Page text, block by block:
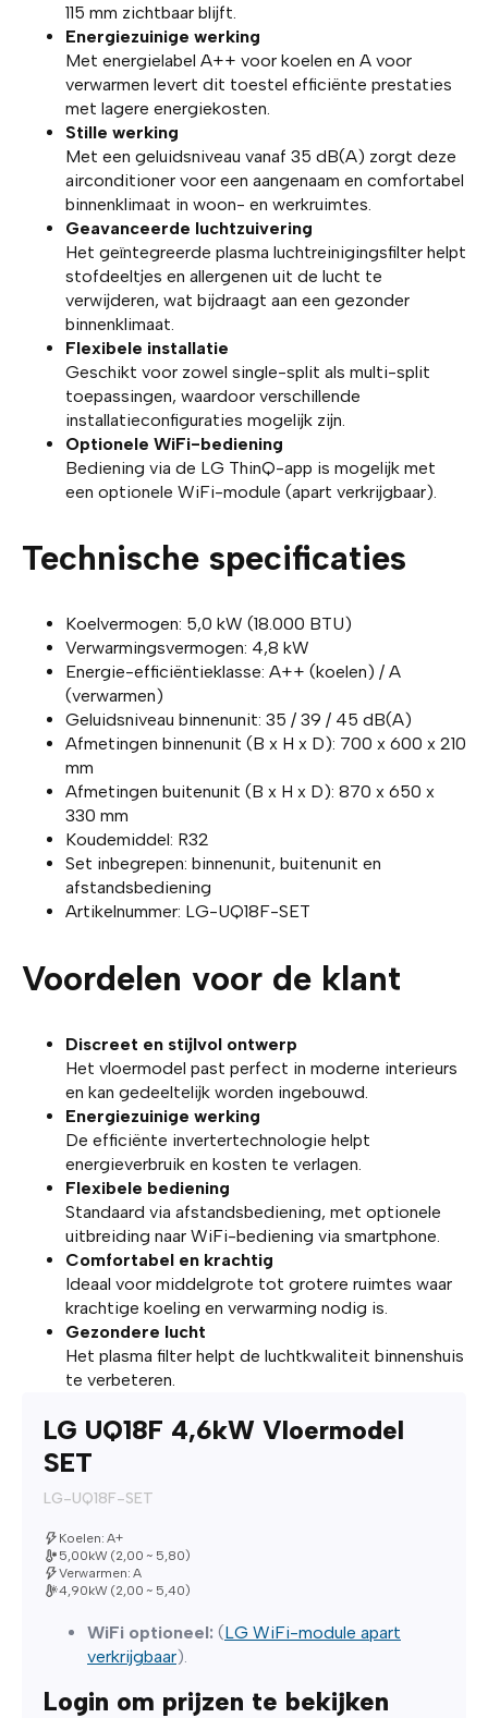
115 mm zichtbaar blijft.
Energiezuinige werking
Met energielabel A++ voor koelen en A voor
verwarmen levert dit toestel efficiënte prestaties
met lagere energiekosten.
Stille werking
Met een geluidsniveau vanaf 35 dB(A) zorgt deze
airconditioner voor een aangenaam en comfortabel
binnenklimaat in woon- en werkruimtes.
Geavanceerde luchtzuivering
Het geïntegreerde plasma luchtreinigingsfilter helpt
stofdeeltjes en allergenen uit de lucht te
verwijderen, wat bijdraagt aan een gezonder
binnenklimaat.
Flexibele installatie
Geschikt voor zowel single-split als multi-split
toepassingen, waardoor verschillende
installatieconfiguraties mogelijk zijn.
Optionele WiFi-bediening
Bediening via de LG ThinQ-app is mogelijk met
een optionele WiFi-module (apart verkrijgbaar).
Technische specificaties
Koelvermogen: 5,0 kW (18.000 BTU)
Verwarmingsvermogen: 4,8 kW
Energie-efficiëntieklasse: A++ (koelen) / A
(verwarmen)
Geluidsniveau binnenunit: 35 / 39 / 45 dB(A)
Afmetingen binnenunit (B x H x D): 700 x 600 x 210
mm
Afmetingen buitenunit (B x H x D): 870 x 650 x
330 mm
Koudemiddel: R32
Set inbegrepen: binnenunit, buitenunit en
afstandsbediening
Artikelnummer: LG-UQ18F-SET
Voordelen voor de klant
Discreet en stijlvol ontwerp
Het vloermodel past perfect in moderne interieurs
en kan gedeeltelijk worden ingebouwd.
Energiezuinige werking
De efficiënte invertertechnologie helpt
energieverbruik en kosten te verlagen.
Flexibele bediening
Standaard via afstandsbediening, met optionele
uitbreiding naar WiFi-bediening via smartphone.
Comfortabel en krachtig
Ideaal voor middelgrote tot grotere ruimtes waar
krachtige koeling en verwarming nodig is.
Gezondere lucht
Het plasma filter helpt de luchtkwaliteit binnenshuis
te verbeteren.
LG UQ18F 4,6kW Vloermodel
SET
LG-UQ18F-SET
Koelen: A+
5,00kW (2,00 ~ 5,80)
Verwarmen: A
4,90kW (2,00 ~ 5,40)
WiFi optioneel: (LG WiFi-module apart
verkrijgbaar).
Login om prijzen te bekijken